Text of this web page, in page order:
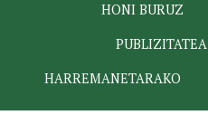
HONI BURUZ
PUBLIZITATEA
HARREMANETARAKO